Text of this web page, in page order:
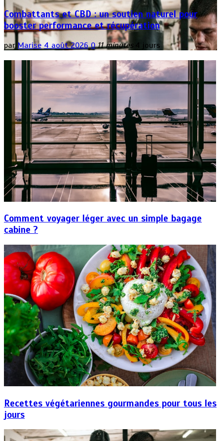
Combattants et CBD : un soutien naturel pour
booster performance et récupération
par Marise 4 août 2026 0 11 minutes 4 jours
Comment voyager léger avec un simple bagage
cabine ?
Recettes végétariennes gourmandes pour tous les
jours